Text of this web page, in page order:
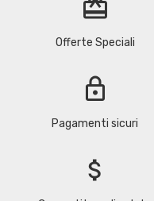
redeem
Offerte Speciali
lock
Pagamenti sicuri
attach_money